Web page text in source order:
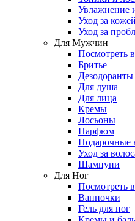
Увлажнение
Уход за
Уход за
Для Мужчин
Посмотреть
Бритье
Дезодоранты
Для душа
Для лица
Кремы
Лосьоны
Парфюм
Подарочные
Уход за
Шампуни
Для Ног
Посмотреть
Ванночки
Гель для ног